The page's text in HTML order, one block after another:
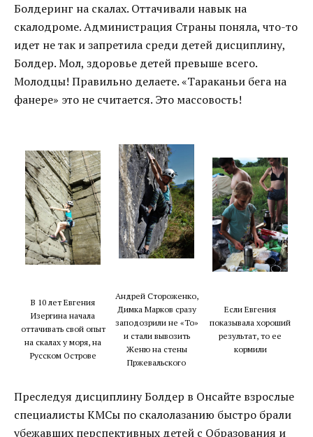
Болдеринг на скалах. Оттачивали навык на
скалодроме. Администрация Страны поняла, что-то
идет не так и запретила среди детей дисциплину,
Болдер. Мол, здоровье детей превыше всего.
Молодцы! Правильно делаете. «Тараканьи бега на
фанере» это не считается. Это массовость!
В 10 лет Евгения
Изергина начала
оттачивать свой опыт
на скалах у моря, на
Русском Острове
Андрей Стороженко,
Димка Марков сразу
заподозрили не «То»
и стали вывозить
Женю на стены
Пржевальского
Если Евгения
показывала хороший
результат, то ее
кормили
Преследуя дисциплину Болдер в Онсайте взрослые
специалисты КМСы по скалолазанию быстро брали
убежавших перспективных детей с Образования и